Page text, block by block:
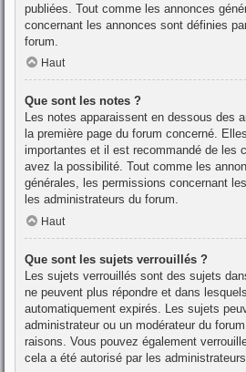
publiées. Tout comme les annonces
concernant les annonces sont définies
forum.
Haut
Que sont les notes ?
Les notes apparaissent en dessous des
la première page du forum concerné.
importantes et il est recommandé de les
avez la possibilité. Tout comme les
générales, les permissions concernant
les administrateurs du forum.
Haut
Que sont les sujets verrouillés ?
Les sujets verrouillés sont des sujets
ne peuvent plus répondre et dans
automatiquement expirés. Les sujets
administrateur ou un modérateur du
raisons. Vous pouvez également
cela a été autorisé par les